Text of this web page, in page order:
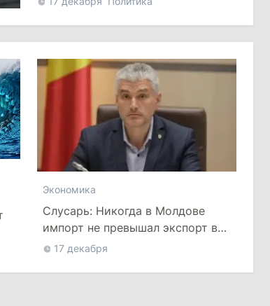
необходимостью "усиления
координации по во......
Экономика
Слусарь: Никогда в Молдове
импорт не превышал экспорт в
таких гигантских размерах
17 декабря